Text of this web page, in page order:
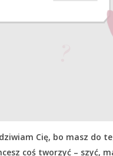
Cię, bo masz do
coś tworzyć – szyć,